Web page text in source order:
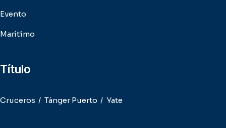
Evento
Marítimo
Título
Cruceros Tánger Puerto Yate